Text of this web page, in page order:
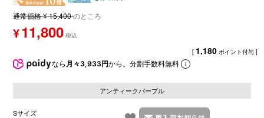
通常価格¥15,400のところ
¥11,800
[ 1,180 ポイント付与 ]
なら 月々3,933円から。分割手数料無料
アンティークパープル
Sサイズ